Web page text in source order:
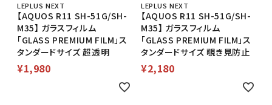
LEPLUS NEXT
【AQUOS R11 SH-51G/SH-
M35】 ガラスフィルム
「GLASS PREMIUM FILM」ス
タンダードサイズ 超透明
¥1,980
LEPLUS NEXT
【AQUOS R11 SH-51G/SH-
M35】 ガラスフィルム
「GLASS PREMIUM FILM」ス
タンダードサイズ 覗き見防止
¥2,180